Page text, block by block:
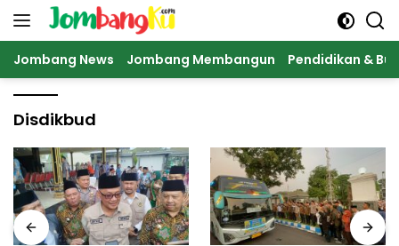
Langsung
Jombang News Jombang Membangun Pendidikan &
Disdikbud